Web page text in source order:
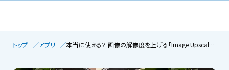
トップ アプリ 本当に使える？ 画像の解像度を上げる「Image Upscaler」を試してみた